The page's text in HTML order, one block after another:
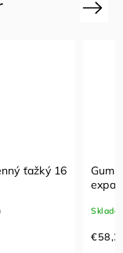
ťažký 16
Next